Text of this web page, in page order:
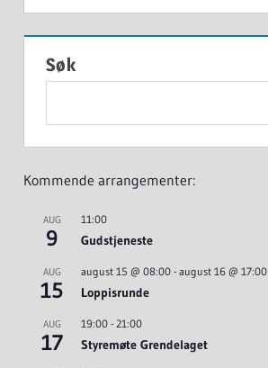
Søk
Kommende arrangementer:
AUG
9
11:00
Gudstjeneste
AUG
15
august 15 @ 08:00- august 16 @ 17:00
Loppisrunde
AUG
17
19:00- 21:00
Styremøte Grendelaget